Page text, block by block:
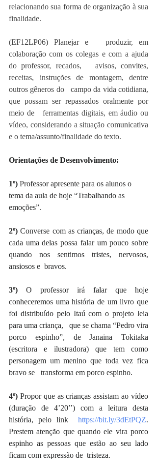
relacionando sua forma de organização à sua
finalidade.
(EF12LP06) Planejar e   produzir, em
colaboração com os colegas e com a ajuda
do professor, recados,   avisos, convites,
receitas, instruções de montagem, dentre
outros gêneros do   campo da vida cotidiana,
que possam ser repassados oralmente por
meio de   ferramentas digitais, em áudio ou
vídeo, considerando a situação comunicativa
e o tema/assunto/finalidade do texto.
Orientações de Desenvolvimento:
1º) Professor apresente para os alunos o
tema da aula de hoje “Trabalhando as
emoções”.
2º) Converse com as crianças, de modo que
cada uma delas possa falar um pouco sobre
quando nos sentimos tristes, nervosos,
ansiosos e  bravos.
3º) O professor irá falar que hoje
conheceremos uma história de um livro que
foi distribuído pelo Itaú com o projeto leia
para uma criança,   que se chama “Pedro vira
porco espinho”, de Janaina Tokitaka
(escritora e ilustradora) que tem como
personagem um menino que toda vez fica
bravo se   transforma em porco espinho.
4º) Propor que as crianças assistam ao vídeo
(duração de 4’20’’) com a leitura desta
história, pelo link
https://bit.ly/3dEtPQZ.
Prestem atenção que quando ele vira porco
espinho as pessoas que estão ao seu lado
ficam com expressão de  tristeza.